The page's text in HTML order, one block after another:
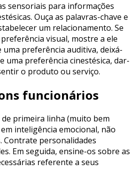
sensoriais para informações
Ouça as palavras-chave e
um relacionamento. Se
visual, mostre a ele
uma preferência auditiva, deixá-
uma preferência cinestésica, dar-
o produto ou serviço.
funcionários
primeira linha (muito bem
inteligência emocional, não
Contrate personalidades
Em seguida, ensine-os sobre as
referente a seus